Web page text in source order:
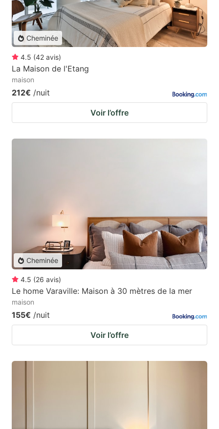
Cheminée
4.5 (42 avis)
La Maison de l'Etang
maison
212€ /nuit
Voir l’offre
Cheminée
4.5 (26 avis)
Le home Varaville: Maison à 30 mètres de la mer
maison
155€ /nuit
Voir l’offre